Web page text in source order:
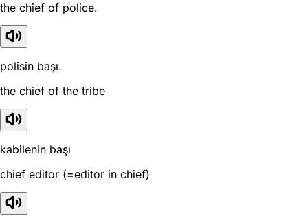
the chief of police.
polisin başı.
the chief of the tribe
kabilenin başı
chief editor (=editor in chief)